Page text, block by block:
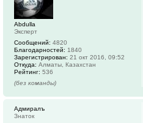
Abdulla
Эксперт
Сообщений: 4820
Благодарностей: 1840
Зарегистрирован: 21 окт 2016, 09:52
Откуда: Алматы, Казахстан
Рейтинг: 536
(без команды)
Адмиралъ
Знаток